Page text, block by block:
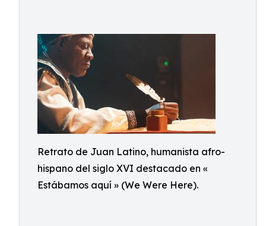
Retrato de Juan Latino, humanista afro-
hispano del siglo XVI destacado en «
Estábamos aquí » (We Were Here).